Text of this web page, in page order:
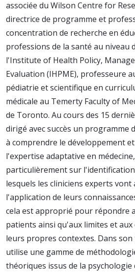
associée du Wilson Centre for
directrice de programme et
concentration de recherche en
professions de la santé au niveau
l'Institute of Health Policy,
Evaluation (IHPME), professeure
pédiatrie et scientifique en
médicale au Temerty Faculty of
de Toronto. Au cours des 15
dirigé avec succès un programme
à comprendre le développement
l'expertise adaptative en
particulièrement sur
lesquels les cliniciens experts vont
l'application de leurs
cela est approprié pour répondre
patients ainsi qu'aux limites et
leurs propres contextes. Dans
utilise une gamme de
théoriques issus de la psychologie